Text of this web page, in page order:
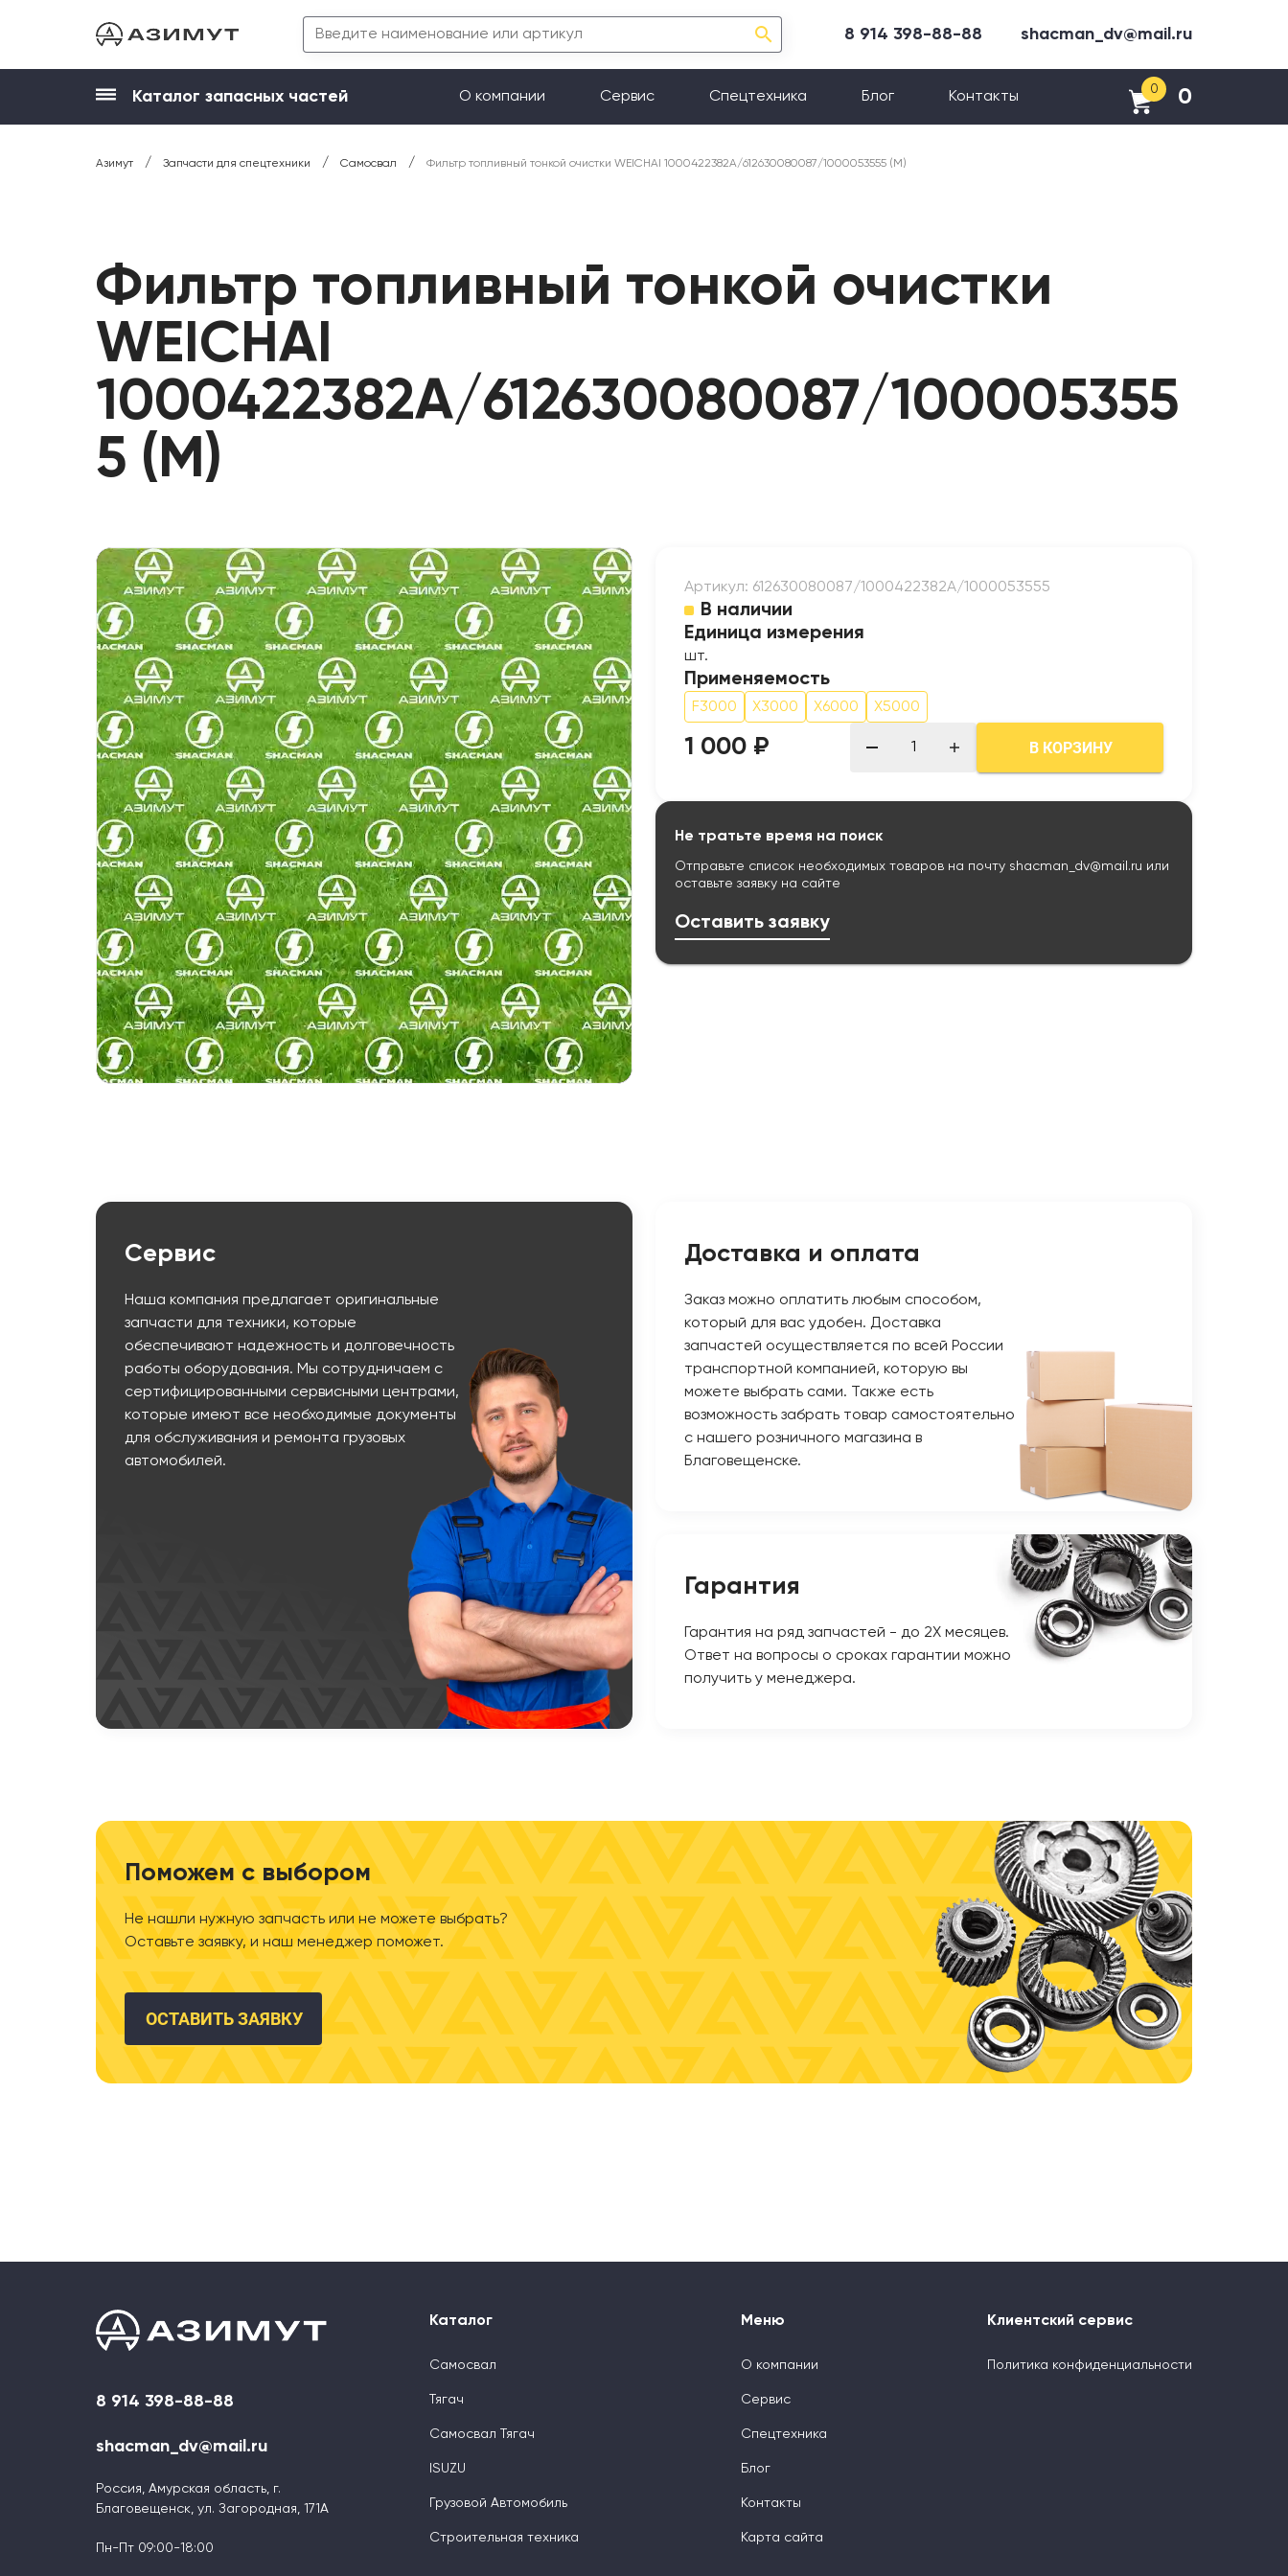
8 914 398-88-88 shacman_dv@mail.ru
Каталог запасных частей О компании Сервис Спецтехника Блог Контакты
0 0
Азимут / Запчасти для спецтехники / Самосвал / Фильтр топливный тонкой очистки WEICHAI 1000422382A/612630080087/1000053555 (М)
Фильтр топливный тонкой очистки
WEICHAI
1000422382A/612630080087/100005355
5 (М)
Артикул: 612630080087/1000422382A/1000053555
В наличии
Единица измерения
шт.
Применяемость
F3000 X3000 Х6000 X5000
1 000 ₽ В КОРЗИНУ
Не тратьте время на поиск
Отправьте список необходимых товаров на почту shacman_dv@mail.ru или
оставьте заявку на сайте
Оставить заявку
Сервис
Наша компания предлагает оригинальные
запчасти для техники, которые
обеспечивают надежность и долговечность
работы оборудования. Мы сотрудничаем с
сертифицированными сервисными центрами,
которые имеют все необходимые документы
для обслуживания и ремонта грузовых
автомобилей.
Доставка и оплата
Заказ можно оплатить любым способом,
который для вас удобен. Доставка
запчастей осуществляется по всей России
транспортной компанией, которую вы
можете выбрать сами. Также есть
возможность забрать товар самостоятельно
с нашего розничного магазина в
Благовещенске.
Гарантия
Гарантия на ряд запчастей - до 2Х месяцев.
Ответ на вопросы о сроках гарантии можно
получить у менеджера.
Поможем с выбором
Не нашли нужную запчасть или не можете выбрать?
Оставьте заявку, и наш менеджер поможет.
ОСТАВИТЬ ЗАЯВКУ
8 914 398-88-88
shacman_dv@mail.ru
Россия, Амурская область, г.
Благовещенск, ул. Загородная, 171А
Пн-Пт 09:00-18:00
Каталог
Самосвал
Тягач
Самосвал Тягач
ISUZU
Грузовой Автомобиль
Строительная техника
Меню
О компании
Сервис
Спецтехника
Блог
Контакты
Карта сайта
Клиентский сервис
Политика конфиденциальности